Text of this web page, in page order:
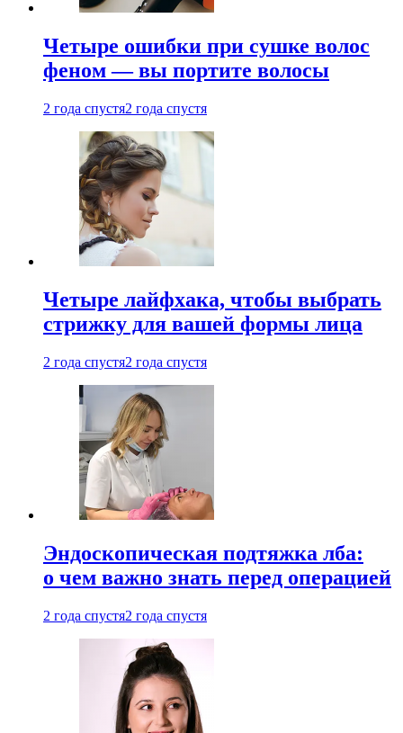
Четыре ошибки при сушке волос
феном — вы портите волосы
2 года спустя2 года спустя
Четыре лайфхака, чтобы выбрать
стрижку для вашей формы лица
2 года спустя2 года спустя
Эндоскопическая подтяжка лба:
о чем важно знать перед операцией
2 года спустя2 года спустя